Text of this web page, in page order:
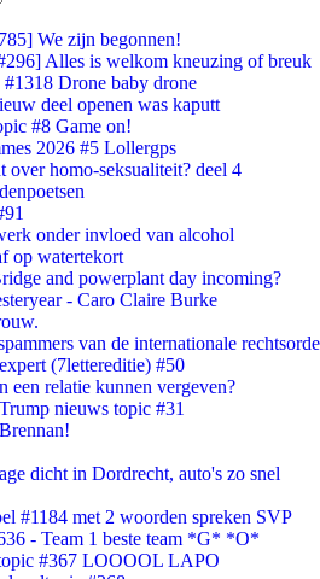
We zijn begonnen!
Alles is welkom kneuzing of breuk
Drone baby drone
deel openen was kaputt
#8 Game on!
2026 #5 Lollergps
over homo-seksualiteit? deel 4
onder invloed van alcohol
op watertekort
and powerplant day incoming?
- Caro Claire Burke
van de internationale rechtsorde
(7lettereditie) #50
een relatie kunnen vergeven?
nieuws topic #31
dicht in Dordrecht, auto's zo snel
#1184 met 2 woorden spreken SVP
- Team 1 beste team *G* *O*
#367 LOOOOL LAPO